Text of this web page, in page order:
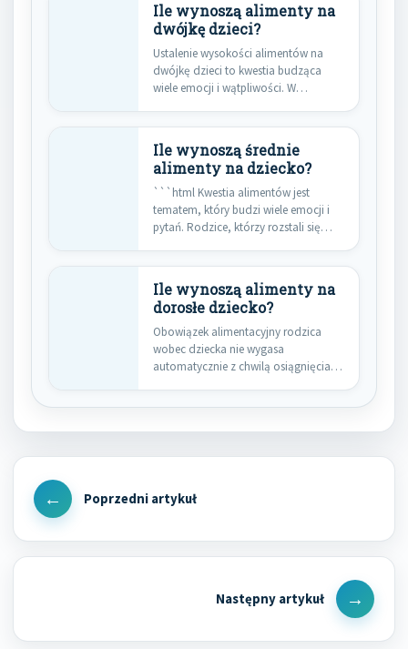
Ile wynoszą alimenty na
dwójkę dzieci?
Ustalenie wysokości alimentów na
dwójkę dzieci to kwestia budząca
wiele emocji i wątpliwości. W
Ile wynoszą średnie
alimenty na dziecko?
```html Kwestia alimentów jest
tematem, który budzi wiele emocji i
pytań. Rodzice, którzy rozstali się…
Ile wynoszą alimenty na
dorosłe dziecko?
Obowiązek alimentacyjny rodzica
wobec dziecka nie wygasa
automatycznie z chwilą osiągnięcia
Nawigacja
wpisu
Previous
Next
Post